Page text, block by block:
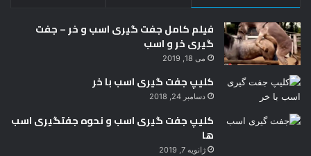
فیلم کامل جفت گیری اسب و خر – جفت
گیری خر و اسب
می 18, 2019
کلیپ جفت گیری اسب با خر
دسامبر 24, 2018
کلیپ جفت گیری اسب و نحوه جفتگیری اسب
ها
ژانویه 7, 2019